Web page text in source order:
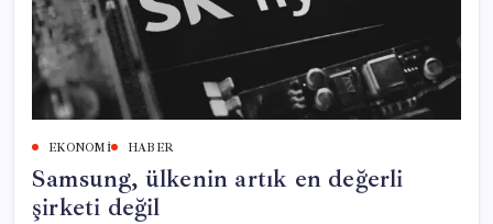
EKONOMI HABER
Samsung, ülkenin artık en değerli
şirketi değil